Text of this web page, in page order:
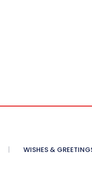
WISHES &